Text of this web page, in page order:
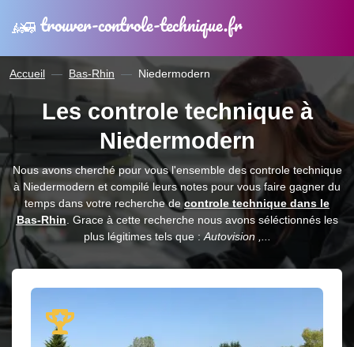
trouver-controle-technique.fr
Accueil Bas-Rhin Niedermodern
Les controle technique à
Niedermodern
Nous avons cherché pour vous l'ensemble des controle technique
à Niedermodern et compilé leurs notes pour vous faire gagner du
temps dans votre recherche decontrole technique dans le
Bas-Rhin . Grace à cette recherche nous avons séléctionnés les
plus légitimes tels que : Autovision ,...